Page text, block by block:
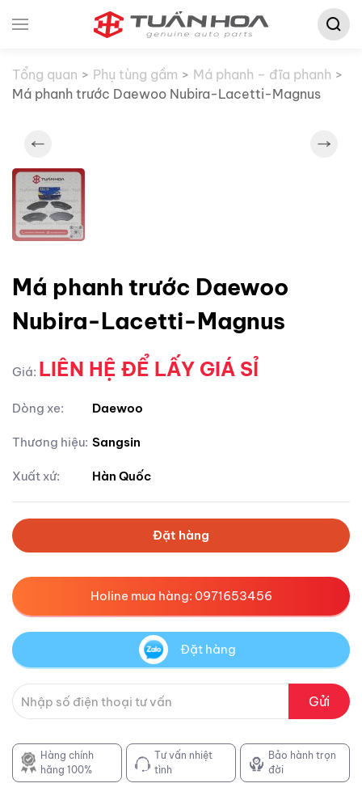
Tìm
Tổng quan
Phụ tùng gầm
Má phanh – đĩa phanh
Má phanh trước Daewoo Nubira-Lacetti-Magnus
Má phanh trước Daewoo
Nubira-Lacetti-Magnus
Giá: LIÊN HỆ ĐỂ LẤY GIÁ SỈ
Dòng xe: Daewoo
Thương hiệu: Sangsin
Xuất xứ: Hàn Quốc
Đặt hàng
Holine mua hàng: 0971653456
Đặt hàng
Gửi
Hàng chính
hãng 100%
Tư vấn nhiệt
tình
Bảo hành trọn
đời